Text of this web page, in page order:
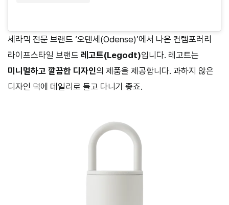
세라믹 전문 브랜드 ‘오덴세(Odense)’에서 나온 컨템포러리
라이프스타일 브랜드 레고트(Legodt)입니다. 레고트는
미니멀하고 깔끔한 디자인의 제품을 제공합니다. 과하지 않은
디자인 덕에 데일리로 들고 다니기 좋죠.